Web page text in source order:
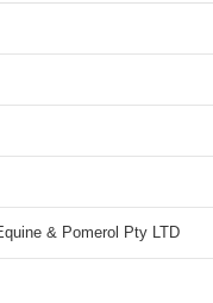
& Pomerol Pty LTD